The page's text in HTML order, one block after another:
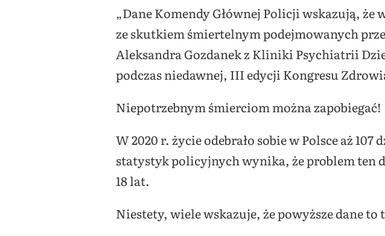
„Dane Komendy Głównej Policji wskazują,
ze skutkiem śmiertelnym podejmowanych
Aleksandra Gozdanek z Kliniki Psychiatrii
podczas niedawnej, III edycji Kongresu
Niepotrzebnym śmierciom można zapobiegać!
W 2020 r. życie odebrało sobie w Polsce aż
statystyk policyjnych wynika, że problem ten
18 lat.
Niestety, wiele wskazuje, że powyższe dane